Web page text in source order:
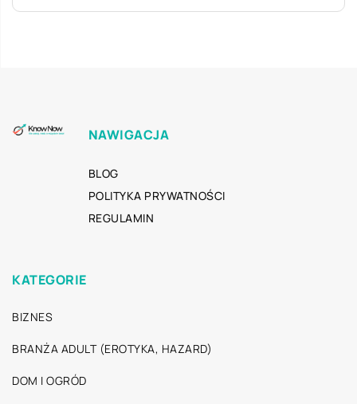
NAWIGACJA
BLOG
POLITYKA PRYWATNOŚCI
REGULAMIN
KATEGORIE
BIZNES
BRANŻA ADULT (EROTYKA, HAZARD)
DOM I OGRÓD